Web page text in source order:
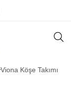
Viona Köşe Takımı